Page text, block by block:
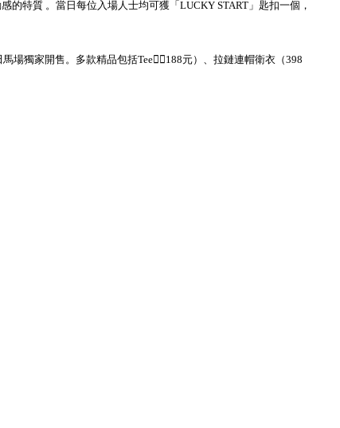
特質 。當日每位入場人士均可獲「LUCKY START」匙扣一個，
場獨家開售。多款精品包括Tee（188元）、拉鏈連帽衛衣（398